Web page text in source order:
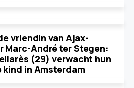
vriendin van Ajax-
Marc-André ter Stegen:
(29) verwacht hun
kind in Amsterdam